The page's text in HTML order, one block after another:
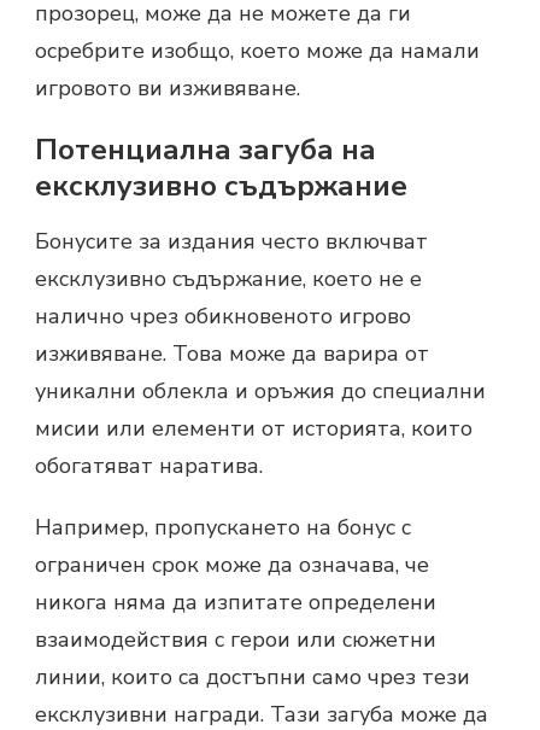
прозорец, може да не можете да ги
осребрите изобщо, което може да намали
игровото ви изживяване.
Потенциална загуба на
ексклузивно съдържание
Бонусите за издания често включват
ексклузивно съдържание, което не е
налично чрез обикновеното игрово
изживяване. Това може да варира от
уникални облекла и оръжия до специални
мисии или елементи от историята, които
обогатяват наратива.
Например, пропускането на бонус с
ограничен срок може да означава, че
никога няма да изпитате определени
взаимодействия с герои или сюжетни
линии, които са достъпни само чрез тези
ексклузивни награди. Тази загуба може да